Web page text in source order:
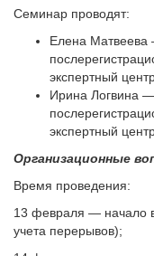
Семинар проводят:
Елена Матвеева
экспертный
Ирина Логвина —
экспертный
Организационные
Время проведения:
13 февраля — начало
учета перерывов);